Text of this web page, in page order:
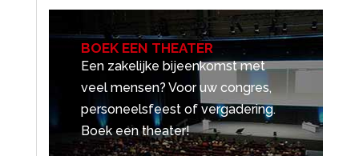
BOEK EEN THEATER
Een zakelijke bijeenkomst met
veel mensen? Voor uw congres,
personeelsfeest of vergadering.
Boek een theater!